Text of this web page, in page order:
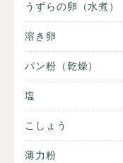
うずらの卵（水煮）
溶き卵
パン粉（乾燥）
塩
こしょう
薄力粉